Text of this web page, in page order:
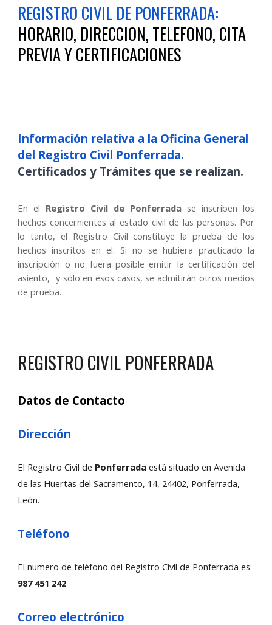
REGISTRO CIVIL DE PONFERRADA:
HORARIO, DIRECCION, TELEFONO, CITA
PREVIA Y CERTIFICACIONES
Información relativa a la Oficina General
del Registro Civil Ponferrada.
Certificados y Trámites que se realizan.
En el Registro Civil de Ponferrada se inscriben los
hechos concernientes al estado civil de las personas. Por
lo tanto, el Registro Civil constituye la prueba de los
hechos inscritos en el. Si no se hubiera practicado la
inscripción o no fuera posible emitir la certificación del
asiento, y sólo en esos casos, se admitirán otros medios
de prueba.
REGISTRO CIVIL PONFERRADA
Datos de Contacto
Dirección
El Registro Civil de Ponferradaestá situado en Avenida
de las Huertas del Sacramento, 14, 24402, Ponferrada,
León.
Teléfono
El numero de teléfono del Registro Civil de Ponferrada es
987 451 242
Correo electrónico